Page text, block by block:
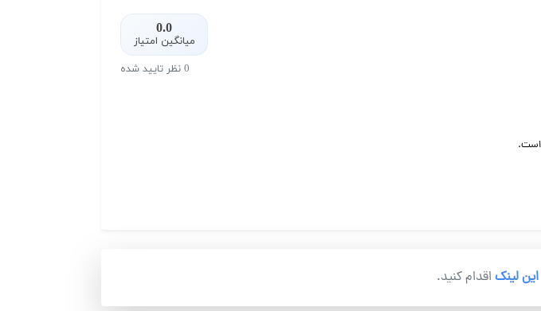
0.0
میانگین امتیاز
0 نظر تایید شده
این لینک اقدام کنید.